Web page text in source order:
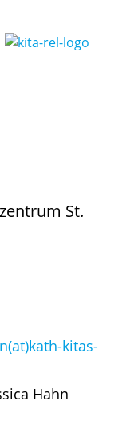
St.
kitas-
Hahn